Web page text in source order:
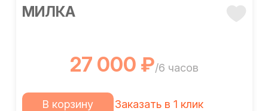
МИЛКА
27 000 ₽/6 часов
В корзину Заказать в 1 клик